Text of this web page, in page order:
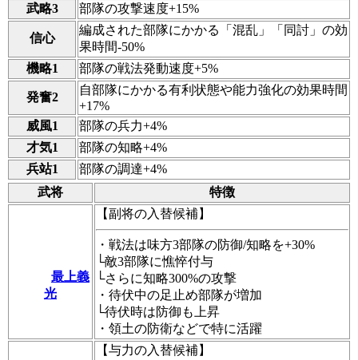
武略3
部隊の攻撃速度+15%
信心
編成された部隊にかかる「混乱」「同討」の効
果時間‐50%
機略1
部隊の戦法発動速度+5%
発奮2
自部隊にかかる有利状態や能力強化の効果時間
+17%
威風1
部隊の兵力+4%
才気1
部隊の知略+4%
兵站1
部隊の調達+4%
武将
特徴
最上義
光
【副将の入替候補】
・戦法は味方3部隊の防御/知略を+30%
└敵3部隊に憔悴付与
└さらに知略300%の攻撃
・待伏中の足止め部隊が増加
└待伏時は防御も上昇
・領土の防衛などで特に活躍
【与力の入替候補】